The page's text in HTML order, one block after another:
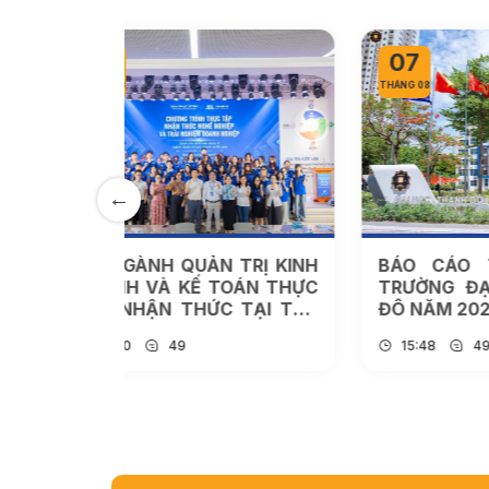
07
THÁNG 08
BÁO CÁO THƯỜNG NIÊN
TRƯỜNG ĐẠI HỌC THÀNH
ĐÔ NĂM 2025
15:48
05
THÁNG
ĐÔ